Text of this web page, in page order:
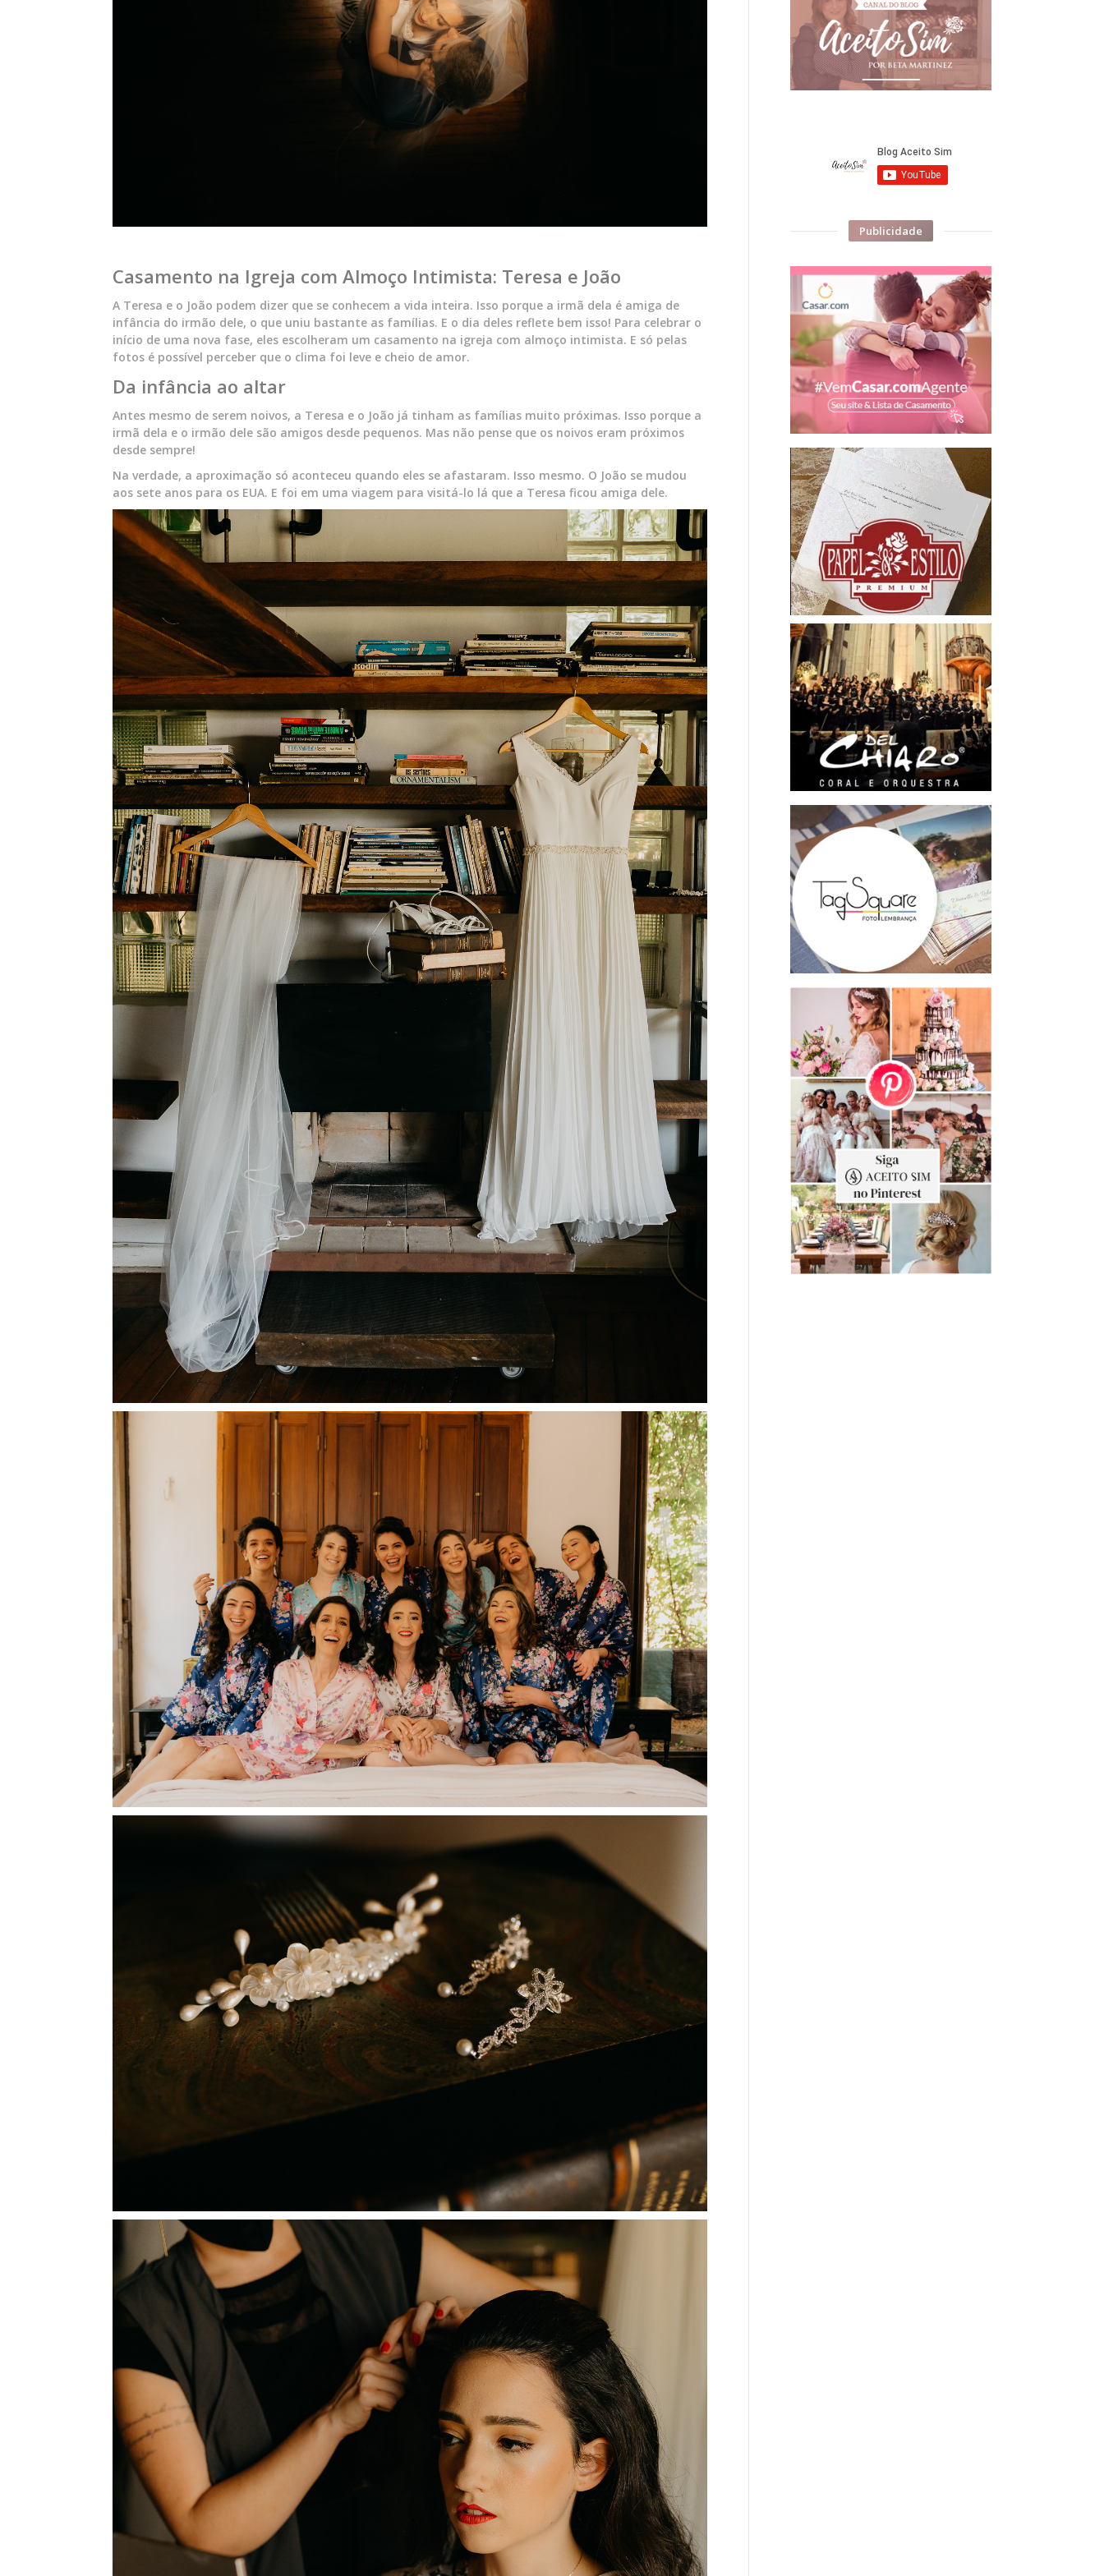
Casamento na Igreja com Almoço Intimista: Teresa e João
A Teresa e o João podem dizer que se conhecem a vida inteira. Isso porque a irmã dela é amiga de
infância do irmão dele, o que uniu bastante as famílias. E o dia deles reflete bem isso! Para celebrar o
início de uma nova fase, eles escolheram um casamento na igreja com almoço intimista. E só pelas
fotos é possível perceber que o clima foi leve e cheio de amor.
Da infância ao altar
Antes mesmo de serem noivos, a Teresa e o João já tinham as famílias muito próximas. Isso porque a
irmã dela e o irmão dele são amigos desde pequenos. Mas não pense que os noivos eram próximos
desde sempre!
Na verdade, a aproximação só aconteceu quando eles se afastaram. Isso mesmo. O João se mudou
aos sete anos para os EUA. E foi em uma viagem para visitá-lo lá que a Teresa ficou amiga dele.
Publicidade